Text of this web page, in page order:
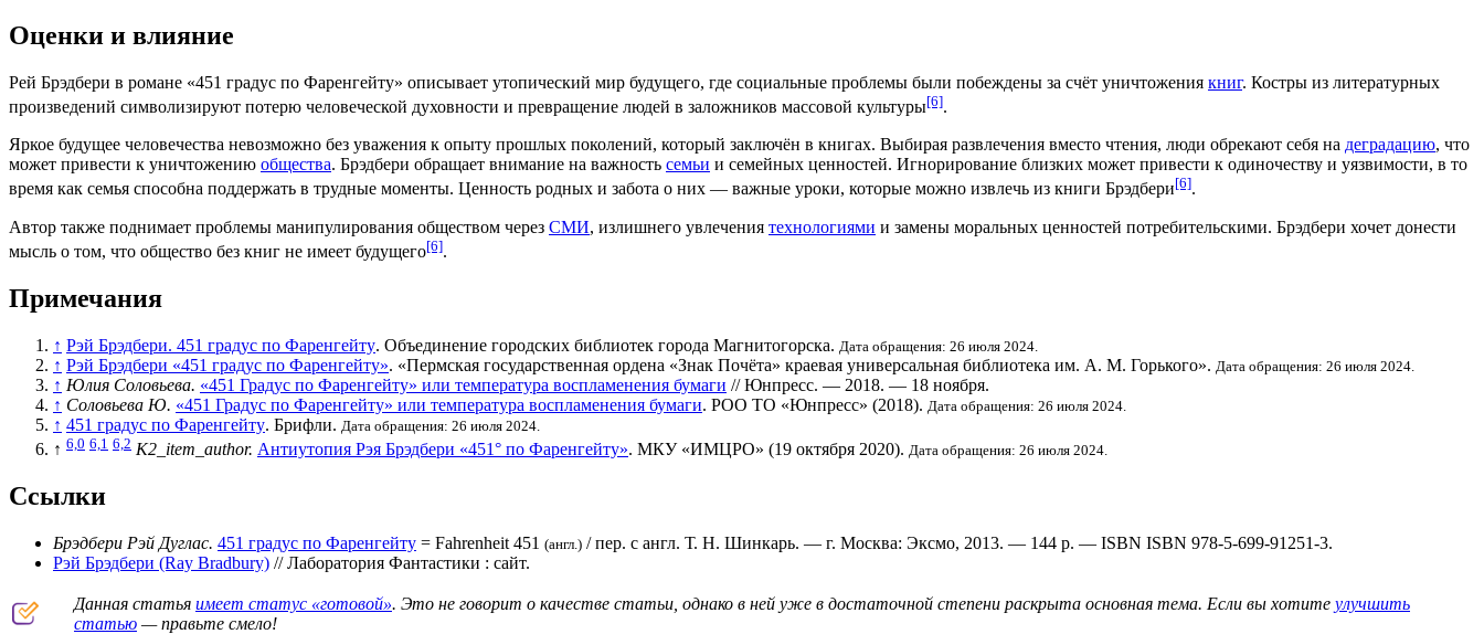
Оценки и влияние
Рей Брэдбери в романе «451 градус по Фаренгейту» описывает утопический мир будущего, где социальные проблемы были побеждены за счёт уничтожения книг. Костры из литературных
произведений символизируют потерю человеческой духовности и превращение людей в заложников массовой культуры[6].
Яркое будущее человечества невозможно без уважения к опыту прошлых поколений, который заключён в книгах. Выбирая развлечения вместо чтения, люди обрекают себя на деградацию, что
может привести к уничтожению общества. Брэдбери обращает внимание на важность семьи и семейных ценностей. Игнорирование близких может привести к одиночеству и уязвимости, в то
время как семья способна поддержать в трудные моменты. Ценность родных и забота о них — важные уроки, которые можно извлечь из книги Брэдбери[6].
Автор также поднимает проблемы манипулирования обществом через СМИ, излишнего увлечения технологиями и замены моральных ценностей потребительскими. Брэдбери хочет донести
мысль о том, что общество без книг не имеет будущего[6].
Примечания
↑ Рэй Брэдбери. 451 градус по Фаренгейту. Объединение городских библиотек города Магнитогорска. Дата обращения: 26 июля 2024.
↑ Рэй Брэдбери «451 градус по Фаренгейту». «Пермская государственная ордена «Знак Почёта» краевая универсальная библиотека им. А. М. Горького». Дата обращения: 26 июля 2024.
↑ Юлия Соловьева. «451 Градус по Фаренгейту» или температура воспламенения бумаги // Юнпресс. — 2018. — 18 ноября.
↑ Соловьева Ю. «451 Градус по Фаренгейту» или температура воспламенения бумаги. РОО ТО «Юнпресс» (2018). Дата обращения: 26 июля 2024.
↑ 451 градус по Фаренгейту. Брифли. Дата обращения: 26 июля 2024.
↑ 6,0 6,1 6,2 K2_item_author. Антиутопия Рэя Брэдбери «451° по Фаренгейту». МКУ «ИМЦРО» (19 октября 2020). Дата обращения: 26 июля 2024.
Ссылки
Брэдбери Рэй Дуглас. 451 градус по Фаренгейту = Fahrenheit 451 (англ.) / пер. с англ. Т. Н. Шинкарь. — г. Москва: Эксмо, 2013. — 144 p. — ISBN ISBN 978‑5‑699‑91251‑3.
Рэй Брэдбери (Ray Bradbury) // Лаборатория Фантастики : сайт.
Данная статья имеет статус «готовой». Это не говорит о качестве статьи , однако в ней уже в достаточной степени раскрыта основная тема. Если вы хотите улучшить
статью — правьте смело!